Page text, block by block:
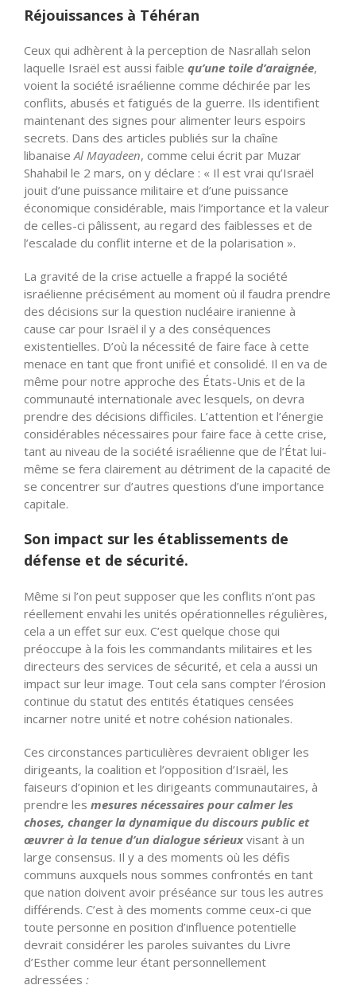
Réjouissances à Téhéran
Ceux qui adhèrent à la perception de Nasrallah selon
laquelle Israël est aussi faible qu’une toile d’araignée,
voient la société israélienne comme déchirée par les
conflits, abusés et fatigués de la guerre. Ils identifient
maintenant des signes pour alimenter leurs espoirs
secrets. Dans des articles publiés sur la chaîne
libanaiseAl Mayadeen, comme celui écrit par Muzar
Shahabil le 2 mars, on y déclare : « Il est vrai qu’Israël
jouit d’une puissance militaire et d’une puissance
économique considérable, mais l’importance et la valeur
de celles-ci pâlissent, au regard des faiblesses et de
l’escalade du conflit interne et de la polarisation ».
La gravité de la crise actuelle a frappé la société
israélienne précisément au moment où il faudra prendre
des décisions sur la question nucléaire iranienne à
cause car pour Israël il y a des conséquences
existentielles. D’où la nécessité de faire face à cette
menace en tant que front unifié et consolidé. Il en va de
même pour notre approche des États-Unis et de la
communauté internationale avec lesquels, on devra
prendre des décisions difficiles. L’attention et l’énergie
considérables nécessaires pour faire face à cette crise,
tant au niveau de la société israélienne que de l’État lui-
même se fera clairement au détriment de la capacité de
se concentrer sur d’autres questions d’une importance
capitale.
Son impact sur les établissements de
défense et de sécurité.
Même si l’on peut supposer que les conflits n’ont pas
réellement envahi les unités opérationnelles régulières,
cela a un effet sur eux. C’est quelque chose qui
préoccupe à la fois les commandants militaires et les
directeurs des services de sécurité, et cela a aussi un
impact sur leur image. Tout cela sans compter l’érosion
continue du statut des entités étatiques censées
incarner notre unité et notre cohésion nationales.
Ces circonstances particulières devraient obliger les
dirigeants, la coalition et l’opposition d’Israël, les
faiseurs d’opinion et les dirigeants communautaires, à
prendre les mesures nécessaires pour calmer les
choses, changer la dynamique du discours public et
œuvrer à la tenue d’un dialogue sérieuxvisant à un
large consensus. Il y a des moments où les défis
communs auxquels nous sommes confrontés en tant
que nation doivent avoir préséance sur tous les autres
différends. C’est à des moments comme ceux-ci que
toute personne en position d’influence potentielle
devrait considérer les paroles suivantes du Livre
d’Esther comme leur étant personnellement
adressées :